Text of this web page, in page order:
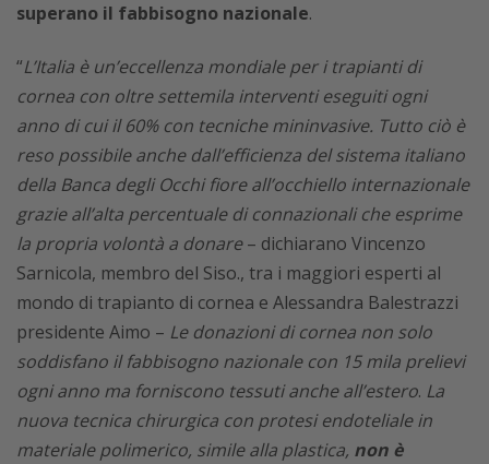
superano il fabbisogno nazionale.
“L’Italia è un’eccellenza mondiale per i trapianti di
cornea con oltre settemila interventi eseguiti ogni
anno di cui il 60% con tecniche mininvasive. Tutto ciò è
reso possibile anche dall’efficienza del sistema italiano
della Banca degli Occhi fiore all’occhiello internazionale
grazie all’alta percentuale di connazionali che esprime
la propria volontà a donare– dichiarano Vincenzo
Sarnicola, membro del Siso., tra i maggiori esperti al
mondo di trapianto di cornea e Alessandra Balestrazzi
presidente Aimo – Le donazioni di cornea non solo
soddisfano il fabbisogno nazionale con 15 mila prelievi
ogni anno ma forniscono tessuti anche all’estero. La
nuova tecnica chirurgica con protesi endoteliale in
materiale polimerico, simile alla plastica, non è